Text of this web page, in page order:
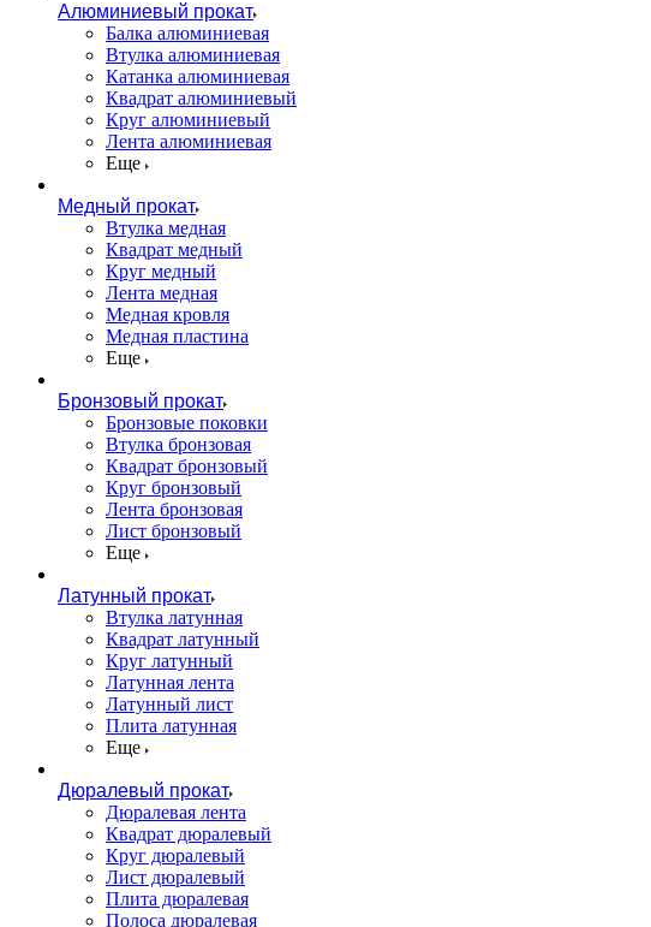
Алюминиевый прокат
Балка алюминиевая
Втулка алюминиевая
Катанка алюминиевая
Квадрат алюминиевый
Круг алюминиевый
Лента алюминиевая
Еще
Медный прокат
Втулка медная
Квадрат медный
Круг медный
Лента медная
Медная кровля
Медная пластина
Еще
Бронзовый прокат
Бронзовые поковки
Втулка бронзовая
Квадрат бронзовый
Круг бронзовый
Лента бронзовая
Лист бронзовый
Еще
Латунный прокат
Втулка латунная
Квадрат латунный
Круг латунный
Латунная лента
Латунный лист
Плита латунная
Еще
Дюралевый прокат
Дюралевая лента
Квадрат дюралевый
Круг дюралевый
Лист дюралевый
Плита дюралевая
Полоса дюралевая